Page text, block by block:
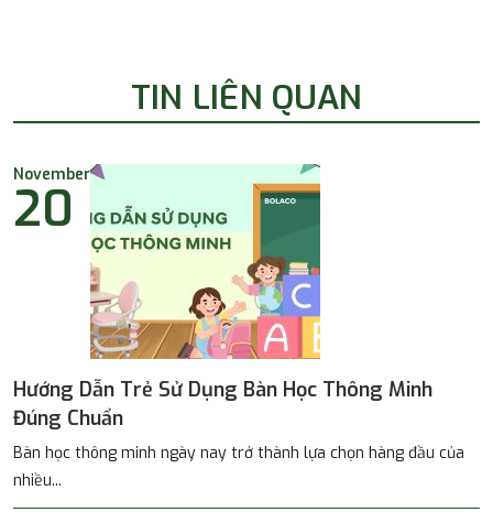
TIN LIÊN QUAN
November
20
Hướng Dẫn Trẻ Sử Dụng Bàn Học Thông Minh
Đúng Chuẩn
Bàn học thông minh ngày nay trở thành lựa chọn hàng đầu của
nhiều...